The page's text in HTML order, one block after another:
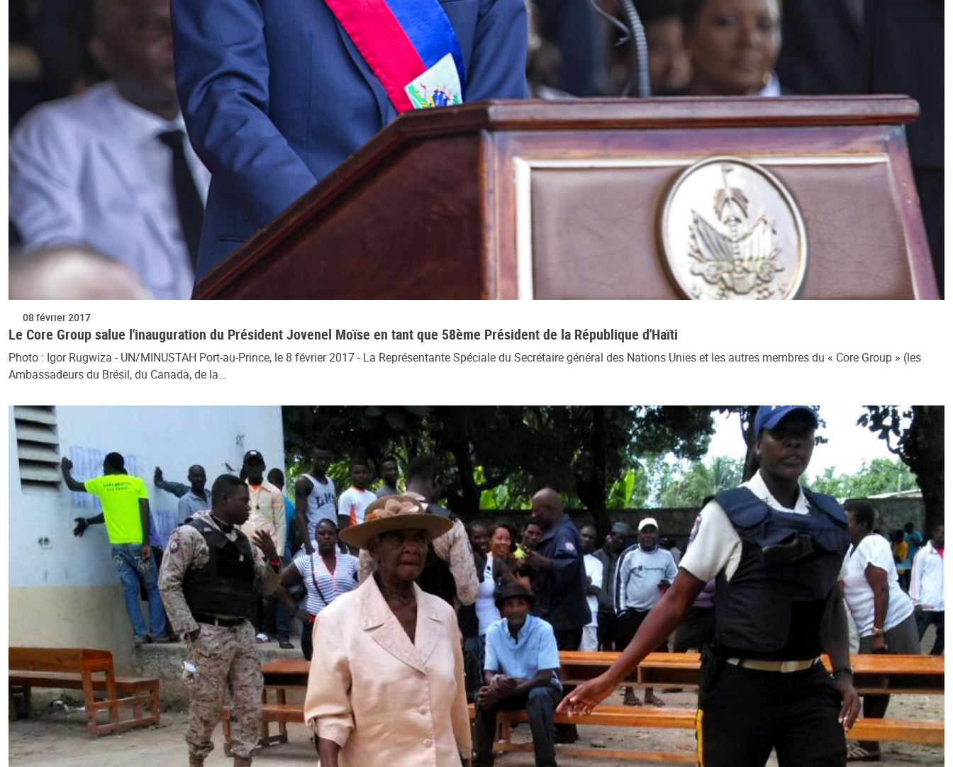
08 février 2017
Le Core Group salue l'inauguration du Président Jovenel Moïse en tant que 58ème Président de la République d'Haïti
Photo : Igor Rugwiza - UN/MINUSTAH Port-au-Prince, le 8 février 2017 - La Représentante Spéciale du Secrétaire général des Nations Unies et les autres membres du « Core Group » (les
Ambassadeurs du Brésil, du Canada, de la…